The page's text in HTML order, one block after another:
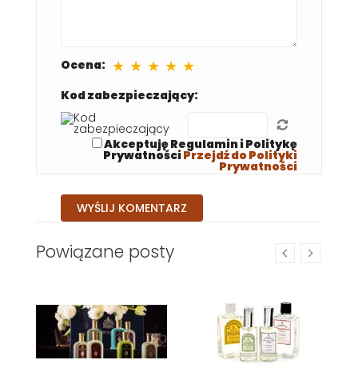
Ocena: ★ ★ ★ ★ ★
Kod zabezpieczający:
Akceptuję Regulamin i Politykę
PrywatnościPrzejdź do Polityki
Prywatności
Powiązane posty